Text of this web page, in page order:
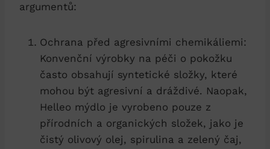
argumentů:
Ochrana před agresivními chemikáliemi:
Konvenční výrobky na péči o pokožku
často obsahují syntetické složky, které
mohou být agresivní a dráždivé. Naopak,
Helleo mýdlo je vyrobeno pouze z
přírodních a organických složek, jako je
čistý olivový olej, spirulina a zelený čaj,